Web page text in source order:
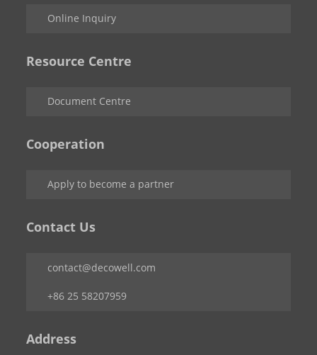
Online Inquiry
Resource Centre
Document Centre
Cooperation
Apply to become a partner
Contact Us
contact@decowell.com
+86 25 58207959
Address